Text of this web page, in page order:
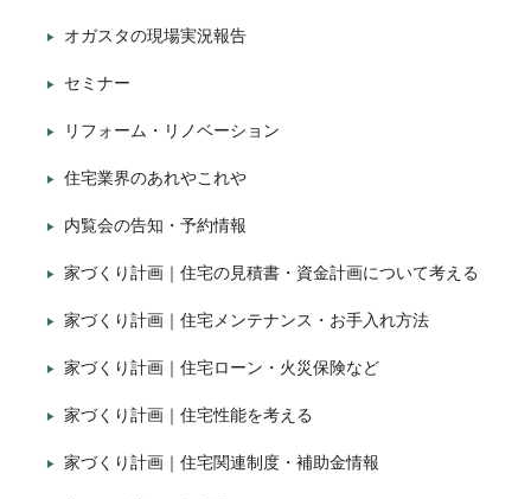
オガスタの現場実況報告
セミナー
リフォーム・リノベーション
住宅業界のあれやこれや
内覧会の告知・予約情報
家づくり計画｜住宅の見積書・資金計画について考える
家づくり計画｜住宅メンテナンス・お手入れ方法
家づくり計画｜住宅ローン・火災保険など
家づくり計画｜住宅性能を考える
家づくり計画｜住宅関連制度・補助金情報